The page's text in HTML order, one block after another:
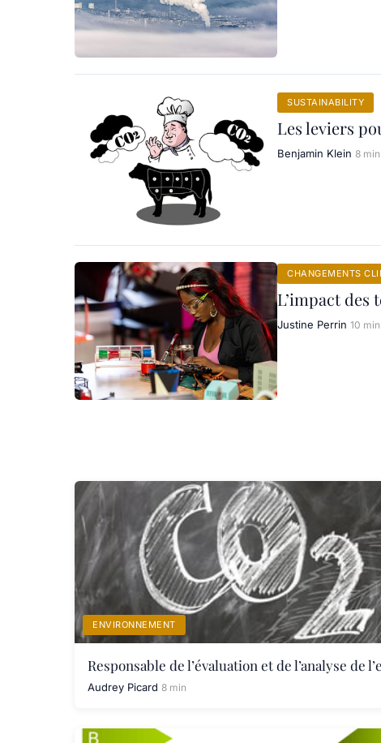
SUSTAINABILITY
Les leviers
Benjamin Klein 8 min
CHANGEMENTS
L’impact des
Justine Perrin 10 min
ENVIRONNEMENT
Responsable de l’évaluation et de l’analyse de
Audrey Picard 8 min